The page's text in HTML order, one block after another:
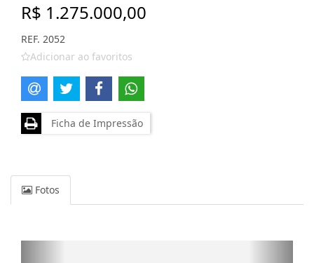
R$ 1.275.000,00
REF. 2052
Adicionar ao favoritos
Ficha de Impressão
Fotos